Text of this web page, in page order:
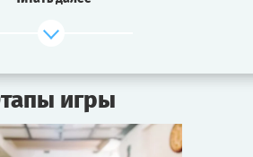
когда машина остановилась
рассказывает таксист. Он пришёл
утро в новостях
игры